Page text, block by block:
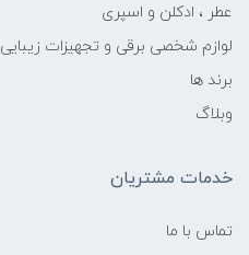
عطر ، ادکلن و اسپری
لوازم شخصی برقی و تجهیزات زیبایی
برند ها
وبلاگ
خدمات مشتریان
تماس با ما